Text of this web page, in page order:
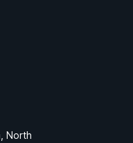
North